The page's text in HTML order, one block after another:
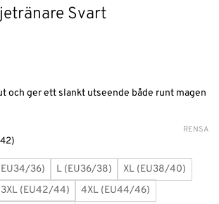
Svart
och ger ett slankt utseende både runt magen
36) L (EU36/38)
XL (EU38/40)
3XL (EU42/44)
4XL (EU44/46)
RENSA